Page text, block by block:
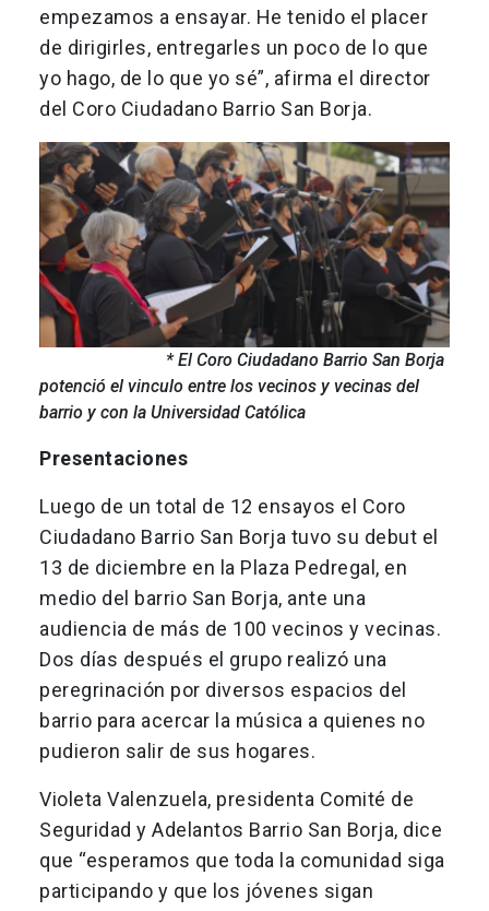
empezamos a ensayar. He tenido el placer
de dirigirles, entregarles un poco de lo que
yo hago, de lo que yo sé”, afirma el director
del Coro Ciudadano Barrio San Borja.
* El Coro Ciudadano Barrio San Borja
potenció el vinculo entre los vecinos y vecinas del
barrio y con la Universidad Católica
Presentaciones
Luego de un total de 12 ensayos el Coro
Ciudadano Barrio San Borja tuvo su debut el
13 de diciembre en la Plaza Pedregal, en
medio del barrio San Borja, ante una
audiencia de más de 100 vecinos y vecinas.
Dos días después el grupo realizó una
peregrinación por diversos espacios del
barrio para acercar la música a quienes no
pudieron salir de sus hogares.
Violeta Valenzuela, presidenta Comité de
Seguridad y Adelantos Barrio San Borja, dice
que “esperamos que toda la comunidad siga
participando y que los jóvenes sigan